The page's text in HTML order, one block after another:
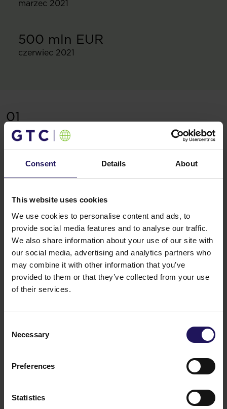
Consent Details About
This website uses cookies
We use cookies to personalise content and ads, to
provide social media features and to analyse our traffic.
We also share information about your use of our site with
our social media, advertising and analytics partners who
may combine it with other information that you’ve
provided to them or that they’ve collected from your use
of their services.
Selection
Necessary
Preferences
Statistics
marzec 2021
500 mln EUR
czerwiec 2021
01
Środowisko
01
98% naszych nieruchomości posiada certyfikaty
środowiskowe lub znajduje się w procesie